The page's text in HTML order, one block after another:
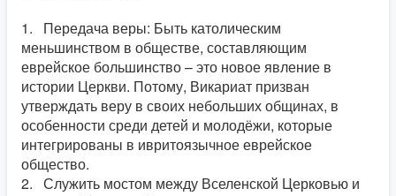
1. Передача веры: Быть католическим
меньшинством в обществе, составляющим
еврейское большинство – это новое явление в
истории Церкви. Потому, Викариат призван
утверждать веру в своих небольших общинах, в
особенности среди детей и молодёжи, которые
интегрированы в ивритоязычное еврейское
общество.
2. Служить мостом между Вселенской Церковью и